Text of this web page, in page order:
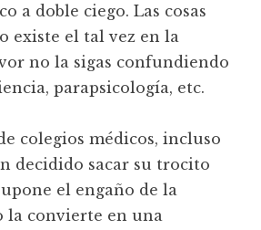
a doble ciego. Las cosas
existe el tal vez en la
no la sigas confundiendo
parapsicología, etc.
colegios médicos, incluso
decidido sacar su trocito
el engaño de la
la convierte en una